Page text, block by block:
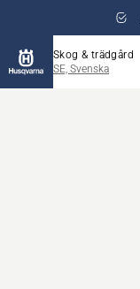
Skog & trädgård
SE, Svenska